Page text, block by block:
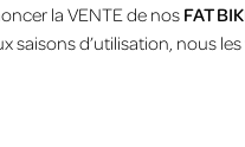
la VENTE de nosFAT
saisons d’utilisation, nous